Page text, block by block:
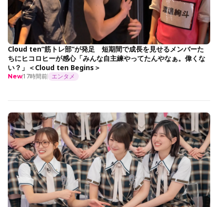
Cloud ten“筋トレ部”が発足 短期間で成長を見せるメンバーた
ちにヒコロヒーが感心「みんな自主練やってたんやなぁ。偉くな
い？」＜Cloud ten Begins＞
New17時間前 エンタメ